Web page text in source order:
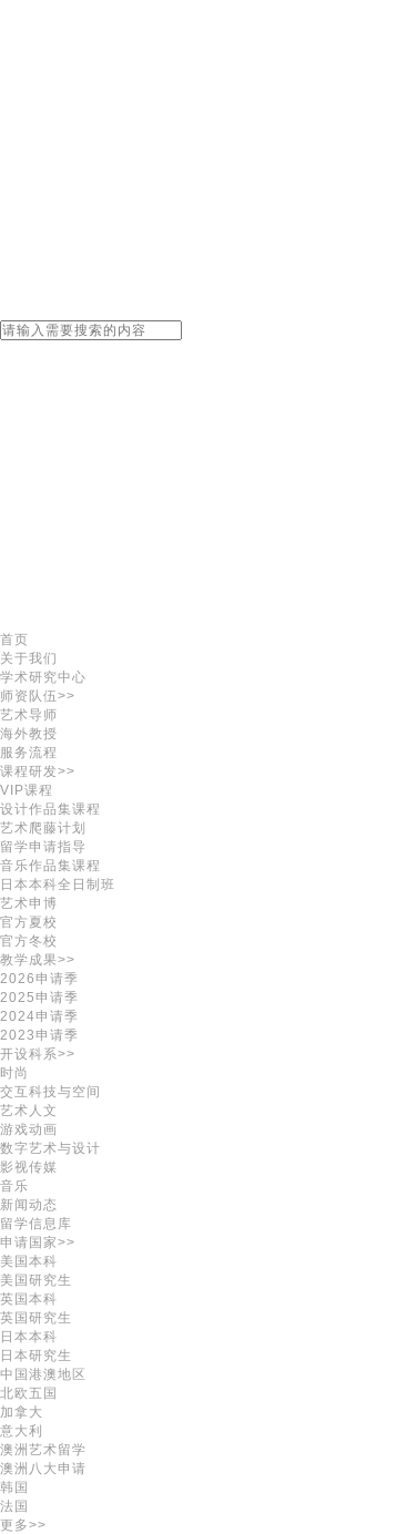
首页
关于我们
学术研究中心
师资队伍>>
艺术导师
海外教授
服务流程
课程研发>>
VIP课程
设计作品集课程
艺术爬藤计划
留学申请指导
音乐作品集课程
日本本科全日制班
艺术申博
官方夏校
官方冬校
教学成果>>
2026申请季
2025申请季
2024申请季
2023申请季
开设科系>>
时尚
交互科技与空间
艺术人文
游戏动画
数字艺术与设计
影视传媒
音乐
新闻动态
留学信息库
申请国家>>
美国本科
美国研究生
英国本科
英国研究生
日本本科
日本研究生
中国港澳地区
北欧五国
加拿大
意大利
澳洲艺术留学
澳洲八大申请
韩国
法国
更多>>